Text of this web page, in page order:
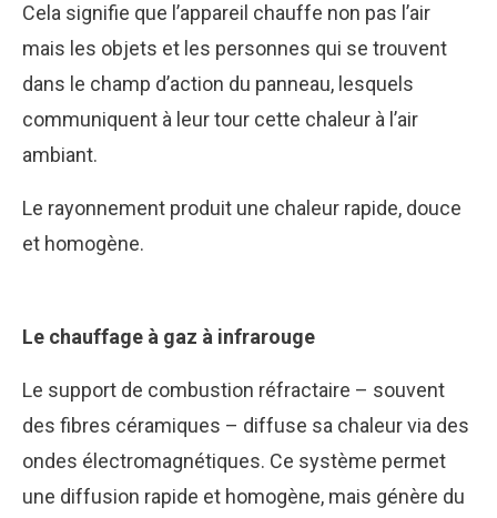
Cela signifie que l’appareil chauffe non pas l’air
mais les objets et les personnes qui se trouvent
dans le champ d’action du panneau, lesquels
communiquent à leur tour cette chaleur à l’air
ambiant.
Le rayonnement produit une chaleur rapide, douce
et homogène.
Le chauffage à gaz à infrarouge
Le support de combustion réfractaire – souvent
des fibres céramiques – diffuse sa chaleur via des
ondes électromagnétiques. Ce système permet
une diffusion rapide et homogène, mais génère du